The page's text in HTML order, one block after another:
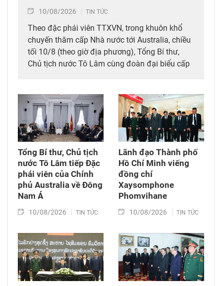
10/08/2026 TIN TỨC
Theo đặc phái viên TTXVN, trong khuôn khổ
chuyến thăm cấp Nhà nước tới Australia, chiều
tối 10/8 (theo giờ địa phương), Tổng Bí thư,
Chủ tịch nước Tô Lâm cùng đoàn đại biểu cấp
Tổng Công ty hàng không Việt Nam (Vietnam
Airlines).
Tổng Bí thư, Chủ tịch
nước Tô Lâm tiếp Đặc
phái viên của Chính
phủ Australia về Đông
Nam Á
10/08/2026 TIN TỨC
Lãnh đạo Thành phố
Hồ Chí Minh viếng
đồng chí
Xaysomphone
Phomvihane
10/08/2026 TIN TỨC